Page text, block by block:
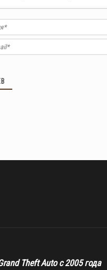
Theft Auto с 2005 года